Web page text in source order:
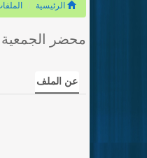
الرئيسية
محضر الجمعية
عن الملف